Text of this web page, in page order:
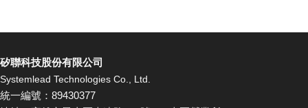
矽聯科技股份有限公司
Systemlead Technologies Co., Ltd.
統一編號：89430377